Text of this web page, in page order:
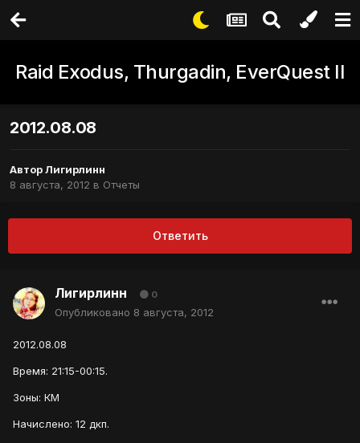
Raid Exodus, Thurgadin, EverQuest II
2012.08.08
АвторЛигирлинн
8 августа, 2012 в Отчеты
Ответить
Лигирлинн 0
Опубликовано 8 августа, 2012
2012.08.08
Время: 21:15-00:15.
Зоны: КМ
Начислено: 12 дкп.